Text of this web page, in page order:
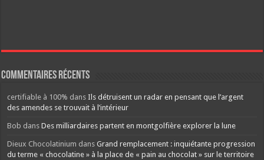
Commentaires récents
certifiable à 100% dansIls détruisent un radar en pensant que l’argent
des amendes se trouvait à l’intérieur
Bob dansDes milliardaires partent en montgolfière explorer la lune
Dieux Chocolatinium dansGrand remplacement : inquiétante progression
du terme « chocolatine » à la place de « pain au chocolat » sur le territoire